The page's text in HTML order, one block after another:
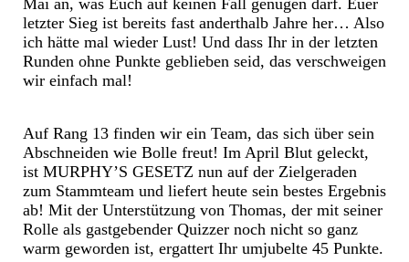
Mai an, was Euch auf keinen Fall genügen darf. Euer
letzter Sieg ist bereits fast anderthalb Jahre her… Also
ich hätte mal wieder Lust! Und dass Ihr in der letzten
Runden ohne Punkte geblieben seid, das verschweigen
wir einfach mal!
Auf Rang 13 finden wir ein Team, das sich über sein
Abschneiden wie Bolle freut! Im April Blut geleckt,
ist MURPHY’S GESETZ nun auf der Zielgeraden
zum Stammteam und liefert heute sein bestes Ergebnis
ab! Mit der Unterstützung von Thomas, der mit seiner
Rolle als gastgebender Quizzer noch nicht so ganz
warm geworden ist, ergattert Ihr umjubelte 45 Punkte.